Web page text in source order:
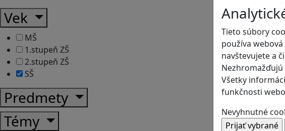
Tieto súbory
používa
navštevujete a
Všetky
funkčnosti
Nevyhnutné
Vek
MŠ
1.stupeň ZŠ
2.stupeň ZŠ
SŠ
Predmety
Témy